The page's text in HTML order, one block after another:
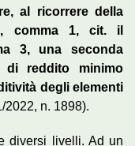
al ricorrere della
comma 1, cit. il
3, una seconda
di reddito minimo
degli elementi
2022, n. 1898).
diversi livelli. Ad un